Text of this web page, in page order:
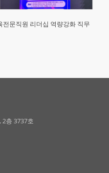
문직원 리더십 역량강화 직무
층 3737호